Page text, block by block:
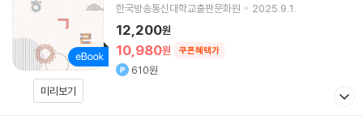
미리보기
한국방송통신대학교출판문화원
2025.9.1.
10,980원 쿠폰혜택가
12,200원
610원